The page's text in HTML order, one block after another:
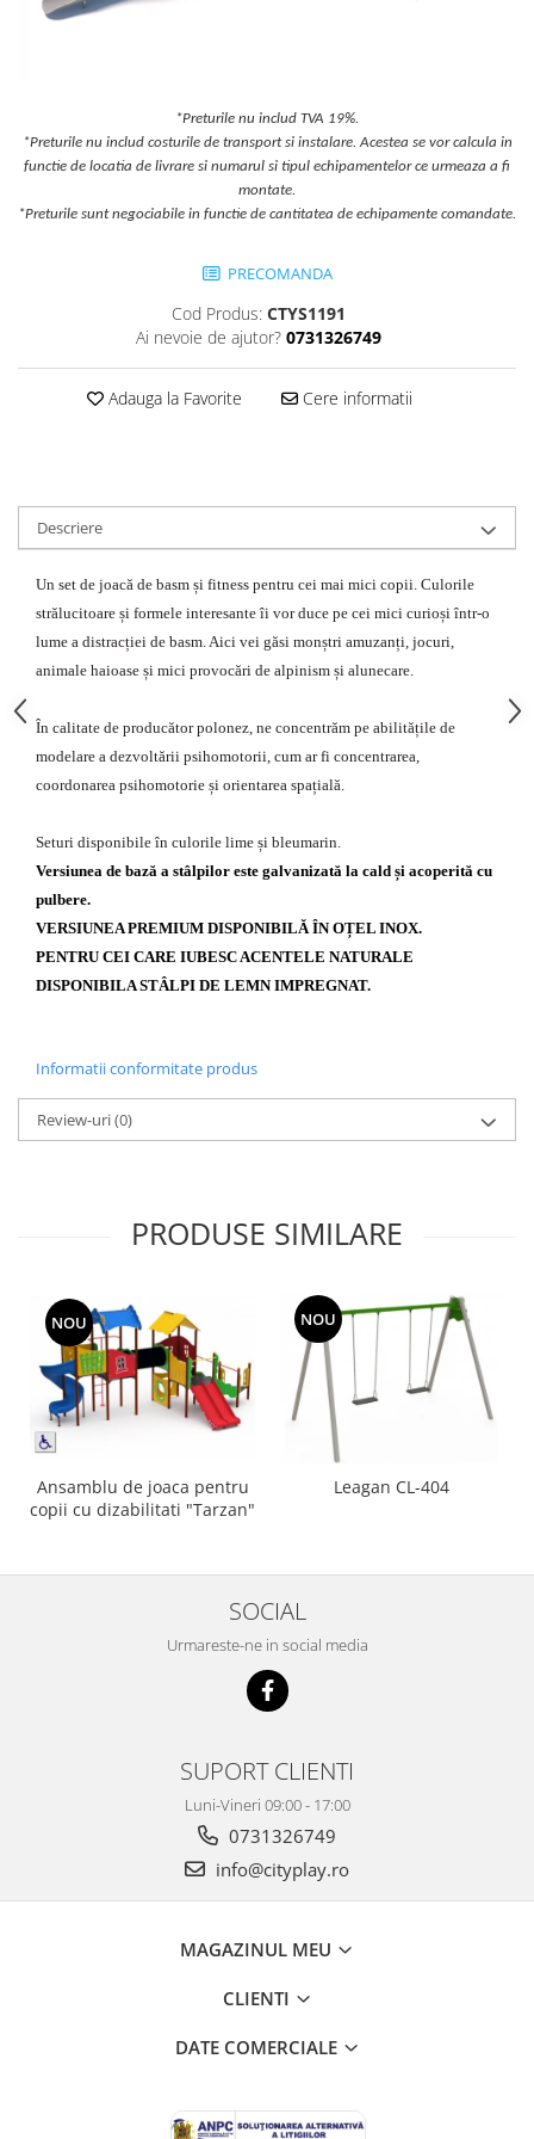
Jocuri cu nisip
Echipamente tematice
Echipamente persoane cu
dizabilitati
Echipament muzical
Fotbal si Handbal
Tenis si Volei
Trasee Ninja
Echipamente fitness
Mese de jocuri
MOBILIER URBAN
Garduri/Imprejmuiri
Cosuri de gunoi
Panouri pentru informare/Marcaje
Foisoare si pergole
Rastel Biciclete
*Preturile nu includ TVA 19%.
*Preturile nu includ costurile de transport si instalare. Acestea se vor calcula in
functie de locatia de livrare si numarul si tipul echipamentelor ce urmeaza a fi
montate.
*Preturile sunt negociabile in functie de cantitatea de echipamente comandate.
PRECOMANDA
Cod Produs: CTYS1191
Ai nevoie de ajutor? 0731326749
Adauga la Favorite Cere informatii
Descriere
Un set de joacă de basm și fitness pentru cei mai mici copii. Culorile
strălucitoare și formele interesante îi vor duce pe cei mici curioși într-o
lume a distracției de basm. Aici vei găsi monștri amuzanți, jocuri,
animale haioase și mici provocări de alpinism și alunecare.
În calitate de producător polonez, ne concentrăm pe abilitățile de
modelare a dezvoltării psihomotorii, cum ar fi concentrarea,
coordonarea psihomotorie și orientarea spațială.
Seturi disponibile în culorile lime și bleumarin.
Versiunea de bază a stâlpilor este galvanizată la cald și acoperită cu
pulbere.
VERSIUNEA PREMIUM DISPONIBILĂ ÎN OȚEL INOX.
PENTRU CEI CARE IUBESC ACENTELE NATURALE
DISPONIBILA STÂLPI DE LEMN IMPREGNAT.
Informatii conformitate produs
Review-uri(0)
PRODUSE SIMILARE
NOU
Ansamblu de joaca pentru
copii cu dizabilitati "Tarzan"
NOU
Leagan CL-404
SOCIAL
Urmareste-ne in social media
SUPORT CLIENTI
Luni-Vineri 09:00 - 17:00
0731326749
info@cityplay.ro
MAGAZINUL MEU
CLIENTI
DATE COMERCIALE